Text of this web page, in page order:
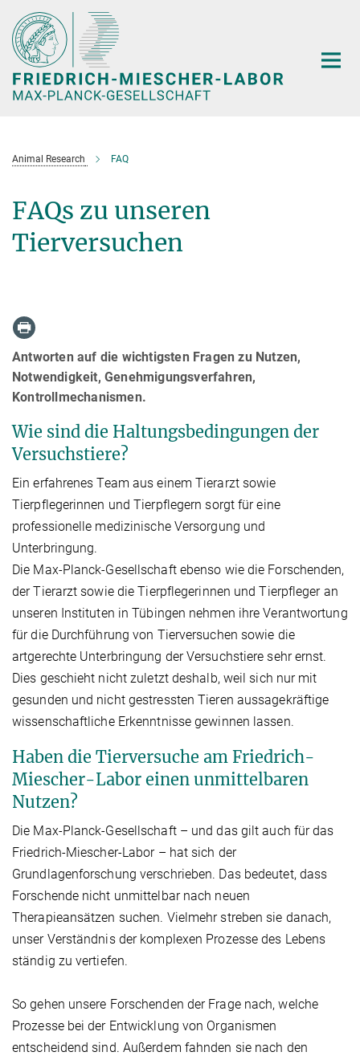
Hauptinhalt
Animal Research FAQ
FAQs zu unseren
Tierversuchen
Antworten auf die wichtigsten Fragen zu Nutzen,
Notwendigkeit, Genehmigungsverfahren,
Kontrollmechanismen.
Wie sind die Haltungsbedingungen der
Versuchstiere?
Ein erfahrenes Team aus einem Tierarzt sowie
Tierpflegerinnen und Tierpflegern sorgt für eine
professionelle medizinische Versorgung und
Unterbringung.
Die Max-Planck-Gesellschaft ebenso wie die Forschenden,
der Tierarzt sowie die Tierpflegerinnen und Tierpfleger an
unseren Instituten in Tübingen nehmen ihre Verantwortung
für die Durchführung von Tierversuchen sowie die
artgerechte Unterbringung der Versuchstiere sehr ernst.
Dies geschieht nicht zuletzt deshalb, weil sich nur mit
gesunden und nicht gestressten Tieren aussagekräftige
wissenschaftliche Erkenntnisse gewinnen lassen.
Haben die Tierversuche am Friedrich-
Miescher-Labor einen unmittelbaren
Nutzen?
Die Max-Planck-Gesellschaft – und das gilt auch für das
Friedrich-Miescher-Labor – hat sich der
Grundlagenforschung verschrieben. Das bedeutet, dass
Forschende nicht unmittelbar nach neuen
Therapieansätzen suchen. Vielmehr streben sie danach,
unser Verständnis der komplexen Prozesse des Lebens
ständig zu vertiefen.
So gehen unsere Forschenden der Frage nach, welche
Prozesse bei der Entwicklung von Organismen
entscheidend sind. Außerdem fahnden sie nach den